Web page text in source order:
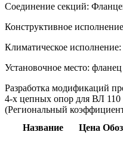
Соединение секций:
Конструктивное
Климатическое исполнение:
Установочное место: фланец
Разработка модификаций
4-х цепных опор для ВЛ
(Региональный
Название
Цена